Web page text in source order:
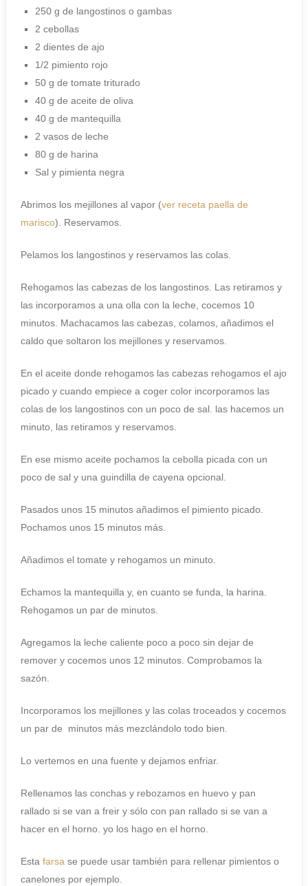
250 g de langostinos o gambas
2 cebollas
2 dientes de ajo
1/2 pimiento rojo
50 g de tomate triturado
40 g de aceite de oliva
40 g de mantequilla
2 vasos de leche
80 g de harina
Sal y pimienta negra
Abrimos los mejillones al vapor (ver receta paella de
marisco). Reservamos.
Pelamos los langostinos y reservamos las colas.
Rehogamos las cabezas de los langostinos. Las retiramos y
las incorporamos a una olla con la leche, cocemos 10
minutos. Machacamos las cabezas, colamos, añadimos el
caldo que soltaron los mejillones y reservamos.
En el aceite donde rehogamos las cabezas rehogamos el ajo
picado y cuando empiece a coger color incorporamos las
colas de los langostinos con un poco de sal. las hacemos un
minuto, las retiramos y reservamos.
En ese mismo aceite pochamos la cebolla picada con un
poco de sal y una guindilla de cayena opcional.
Pasados unos 15 minutos añadimos el pimiento picado.
Pochamos unos 15 minutos más.
Añadimos el tomate y rehogamos un minuto.
Echamos la mantequilla y, en cuanto se funda, la harina.
Rehogamos un par de minutos.
Agregamos la leche caliente poco a poco sin dejar de
remover y cocemos unos 12 minutos. Comprobamos la
sazón.
Incorporamos los mejillones y las colas troceados y cocemos
un par de minutos más mezclándolo todo bien.
Lo vertemos en una fuente y dejamos enfriar.
Rellenamos las conchas y rebozamos en huevo y pan
rallado si se van a freir y sólo con pan rallado si se van a
hacer en el horno. yo los hago en el horno.
Esta farsa se puede usar también para rellenar pimientos o
canelones por ejemplo.